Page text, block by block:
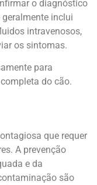
o diagnóstico
inclui
intravenosos,
os sintomas.
para
do cão.
que requer
A prevenção
e da
são